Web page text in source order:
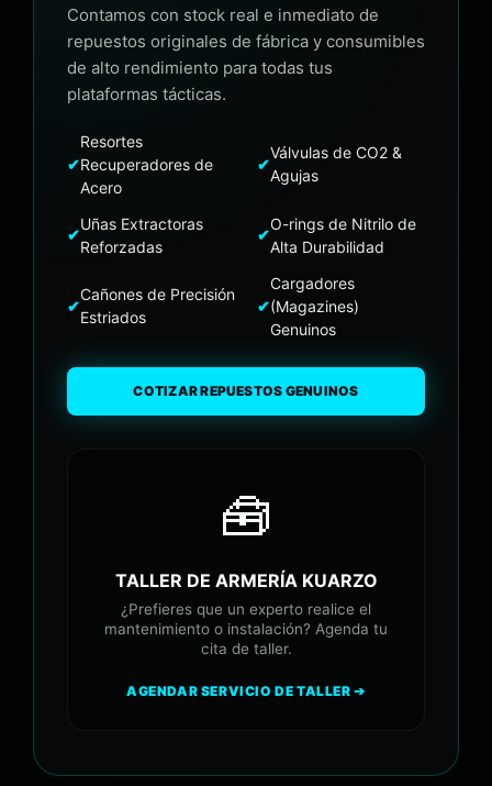
Contamos con stock real e inmediato de
repuestos originales de fábrica y consumibles
de alto rendimiento para todas tus
plataformas tácticas.
✔
Resortes
Recuperadores de
Acero
✔
Válvulas de CO2 &
Agujas
✔
Uñas Extractoras
Reforzadas
✔
O-rings de Nitrilo de
Alta Durabilidad
✔
Cañones de Precisión
Estriados
✔
Cargadores
(Magazines)
Genuinos
COTIZAR REPUESTOS GENUINOS
🧰
TALLER DE ARMERÍA KUARZO
¿Prefieres que un experto realice el
mantenimiento o instalación? Agenda tu
cita de taller.
AGENDAR SERVICIO DE TALLER ➔